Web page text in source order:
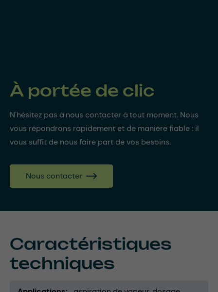
À portée de clic
N'hésitez pas à nous contacter à tout moment. Nous
vous répondrons rapidement et de manière fiable : il
vous suffit de nous faire part de vos besoins.
Nous contacter
Caractéristiques
techniques